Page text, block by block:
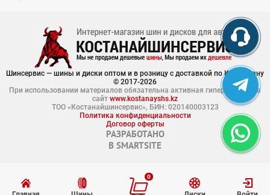
0
Шинсервис — шины и диски оптом и в розницу с доставкой по Казахстану
© 2017-2026
При использовании материалов обязательна активная гиперссылка на
сайт www.kostanayshs.kz
ТОО «Костанайшинсервис», БИН: 020140003123
Политика конфиденциальности
Договор оферты
РАЗРАБОТАНО
В SMARTSITE